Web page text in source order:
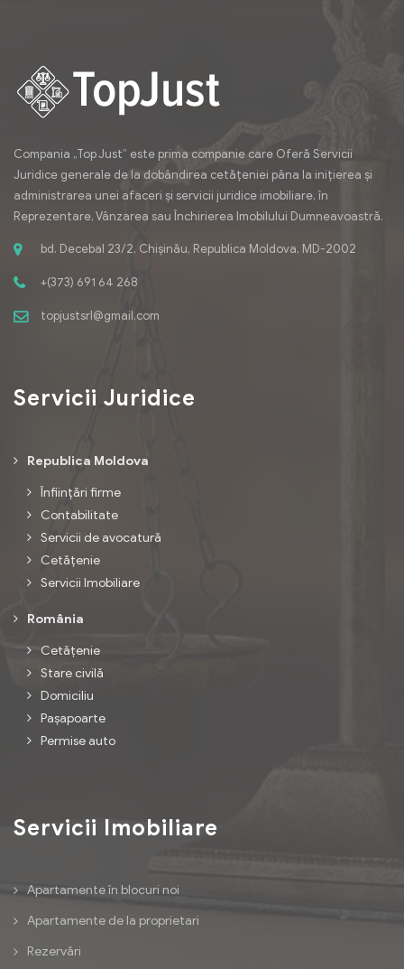
Compania „Top Just” este prima companie care Oferă Servicii
Juridice generale de la dobândirea cetățeniei pâna la inițierea și
administrarea unei afaceri și servicii juridice imobiliare, în
Reprezentare, Vânzarea sau Închirierea Imobilului Dumneavoastră.
bd. Decebal 23/2, Chișinău, Republica Moldova, MD-2002
+(373) 691 64 268
topjustsrl@gmail.com
Servicii Juridice
Republica Moldova
Înființări firme
Contabilitate
Servicii de avocatură
Cetățenie
Servicii Imobiliare
România
Cetățenie
Stare civilă
Domiciliu
Pașapoarte
Permise auto
Servicii Imobiliare
Apartamente în blocuri noi
Apartamente de la proprietari
Rezervări